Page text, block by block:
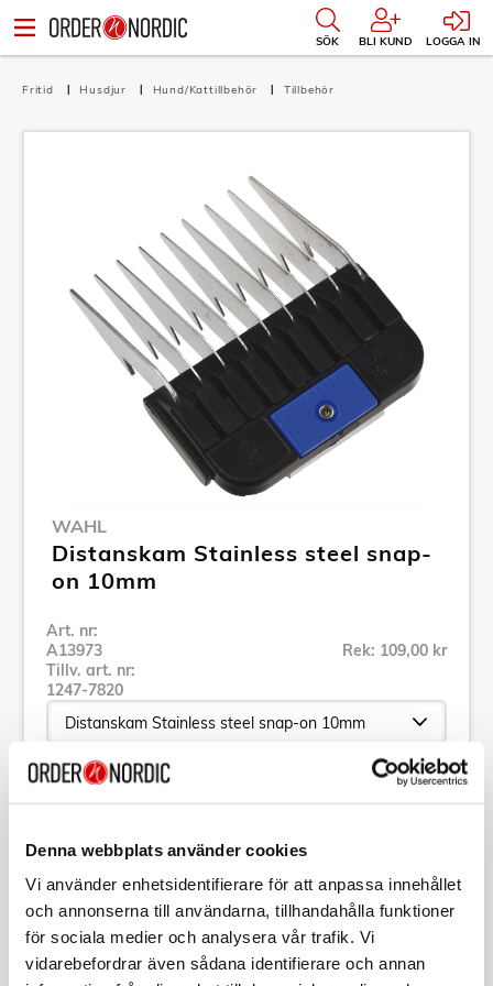
Denna webbplats använder cookies
Vi använder enhetsidentifierare för att anpassa innehållet
och annonserna till användarna, tillhandahålla funktioner
för sociala medier och analysera vår trafik. Vi
vidarebefordrar även sådana identifierare och annan
SÖK BLI KUND LOGGA IN
Fritid Husdjur Hund/Kattillbehör Tillbehör
WAHL
Distanskam Stainless steel snap-
on 10mm
Art. nr:
A13973
Tillv. art. nr:
1247-7820
Rek: 109,00 kr
Se alla produkter inom Wahl
Beskrivning